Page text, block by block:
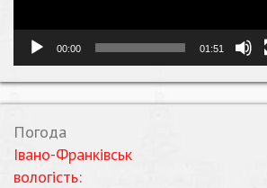
00:00 01:51
Погода
Івано-Франківськ
вологість: